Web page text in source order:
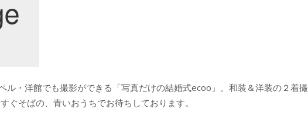
ル・洋館でも撮影ができる「写真だけの結婚式ecoo」。和装＆洋装の２着撮
ぐそばの、青いおうちでお待ちしております。